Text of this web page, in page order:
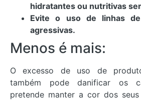
hidratantes ou nutritivas
Evite o uso de linhas
agressivas.
Menos é mais:
O excesso de uso de
também pode danificar os
pretende manter a cor dos